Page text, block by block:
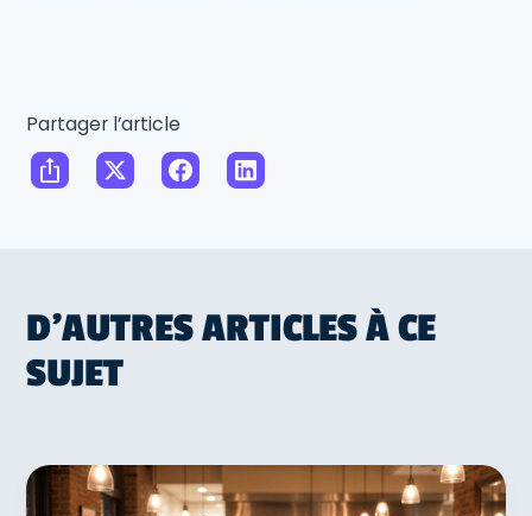
Partager l’article
D'AUTRES ARTICLES À CE
SUJET